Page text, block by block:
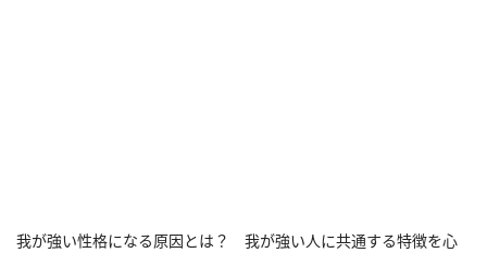
我が強い性格になる原因とは？ 我が強い人に共通する特徴を心